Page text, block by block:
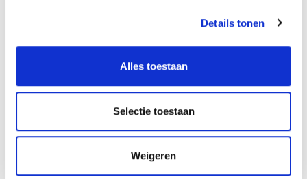
Details tonen
Alles toestaan
Selectie toestaan
Weigeren
Ook kan dit een uitgelezen moment zijn om
leden van het management
medeaandeelhouder te maken. Of nu een